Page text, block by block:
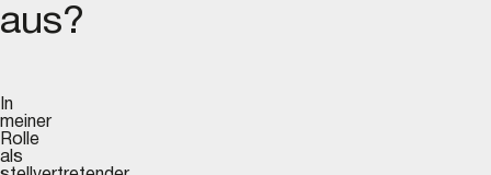
aus?
In
meiner
Rolle
als